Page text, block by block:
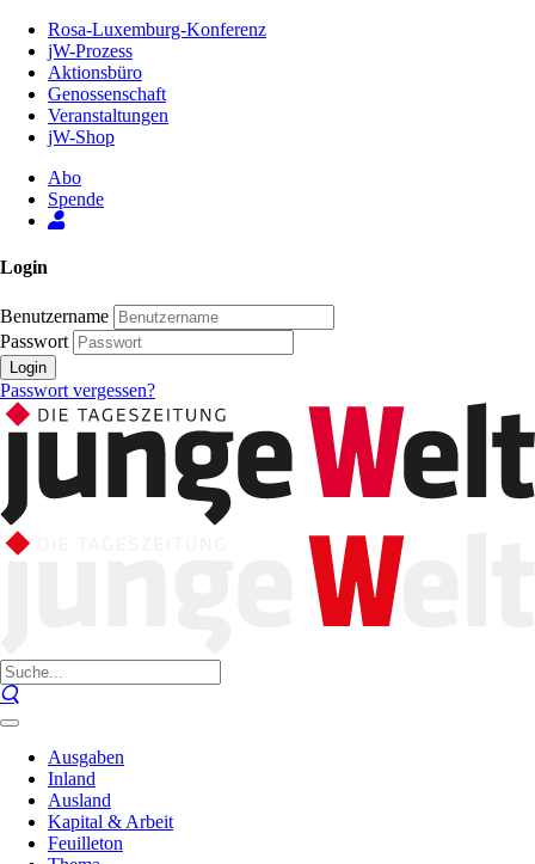
Inhalt
Seite
Rosa-Luxemburg-Konferenz
jW-Prozess
Aktionsbüro
Genossenschaft
Veranstaltungen
jW-Shop
Abo
Spende
Login
Benutzername
Passwort
Login
Passwort vergessen?
Ausgaben
Inland
Ausland
Kapital & Arbeit
Feuilleton